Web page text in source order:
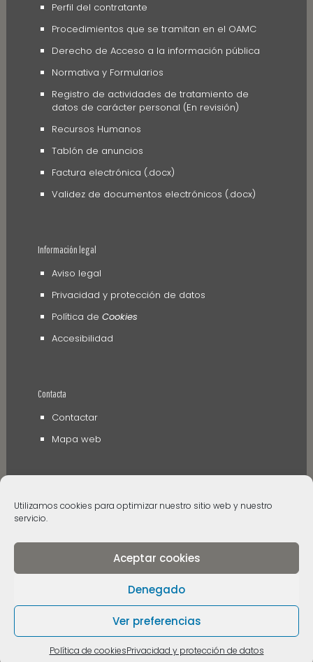
Utilizamos cookies para optimizar nuestro sitio web y nuestro
servicio.
Aceptar cookies
Denegado
Ver preferencias
Política de cookiesPrivacidad y protección de datos
Perfil del contratante
Procedimientos que se tramitan en el OAMC
Derecho de Acceso a la información pública
Normativa y Formularios
Registro de actividades de tratamiento de
datos de carácter personal (En revisión)
Recursos Humanos
Tablón de anuncios
Factura electrónica (.docx)
Validez de documentos electrónicos (.docx)
Información legal
Aviso legal
Privacidad y protección de datos
Política de Cookies
Accesibilidad
Contacta
Contactar
Mapa web
© 2006 - 2024 Museos de Tenerife. Todos los
derechos reservados